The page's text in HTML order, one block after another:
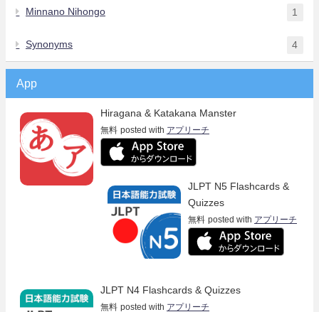
Minnano Nihongo 1
Synonyms 4
App
Hiragana & Katakana Manster
無料 posted with アプリーチ
JLPT N5 Flashcards &
Quizzes
無料 posted with アプリーチ
JLPT N4 Flashcards & Quizzes
無料 posted with アプリーチ